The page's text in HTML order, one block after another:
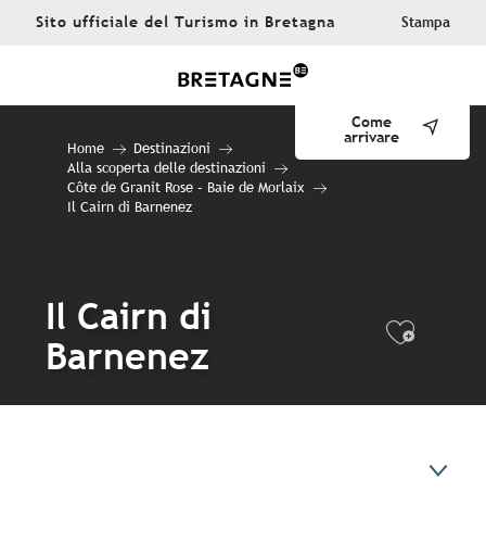
AllerSito ufficiale del Turismo in Bretagna Stampa
Come
arrivare
Home
Destinazioni
Alla scoperta delle destinazioni
Côte de Granit Rose – Baie de Morlaix
Il Cairn di Barnenez
Il Cairn di
Barnenez